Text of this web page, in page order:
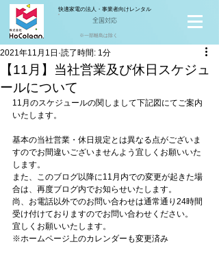
快適家電の法人・事業者向けレンタル
全国対応
※一部離島は除く
【11月】当社営業及び休日スケジュ
ールについて
2021年11月1日 読了時間: 1分
11月のスケジュールの関しまして下記図にてご案内
いたします。
基本の当社営業・休日規定とは異なる点がございま
すのでお間違いございませんよう宜しくお願いいた
します。
また、このブログ以降に11月内での変更が起きた場
合は、再度ブログ内でお知らせいたします。
尚、お電話以外でのお問い合わせは通常通り24時間
受け付けておりますのでお問い合わせください。
宜しくお願いいたします。
※ホームページ上のカレンダーも変更済み